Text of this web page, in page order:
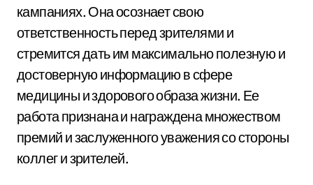
кампаниях. Она осознает свою
ответственность перед зрителями и
стремится дать им максимально полезную и
достоверную информацию в сфере
медицины и здорового образа жизни. Ее
работа признана и награждена множеством
премий и заслуженного уважения со стороны
коллег и зрителей.